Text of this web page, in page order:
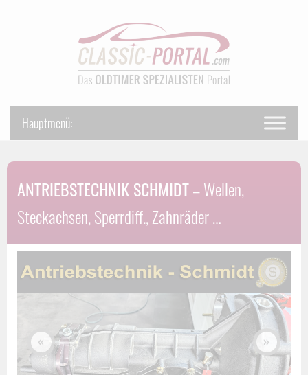
ANTRIEBSTECHNIK SCHMIDT– Wellen,
Steckachsen, Sperrdiff., Zahnräder …
« »